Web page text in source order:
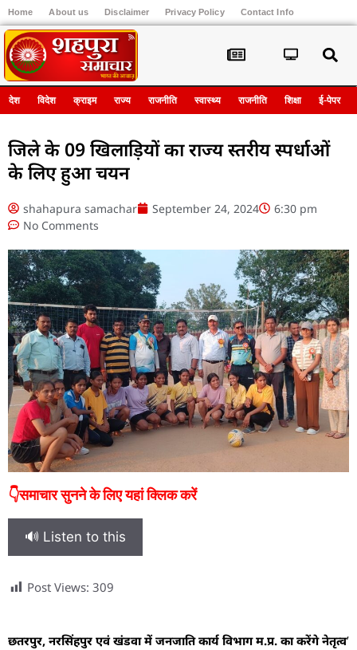
Home About us Disclaimer Privacy Policy Contact Info
देश विदेश क्राइम राज्य राजनीति स्वास्थ्य राजनीति शिक्षा ई-पेपर
जिले के 09 खिलाड़ियों का राज्य स्तरीय स्पर्धाओं
के लिए हुआ चयन
shahapura samachar September 24, 2024
6:30 pm
No Comments
👇समाचार सुनने के लिए यहां क्लिक करें
🔊 Listen to this
Post Views: 309
छतरपुर, नरसिंहपुर एवं खंडवा में जनजाति कार्य विभाग म.प्र. का करेंगे नेतृत्व’